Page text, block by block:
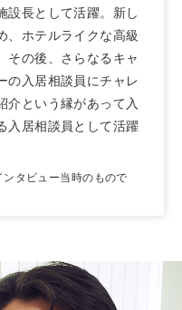
設長として活躍。新し
、ホテルライクな高級
その後、さらなるキャ
の入居相談員にチャレ
介という縁があって入
入居相談員として活躍
タビュー当時のもので